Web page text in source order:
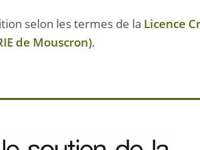
selon les termes de la Licence
de Mouscron).